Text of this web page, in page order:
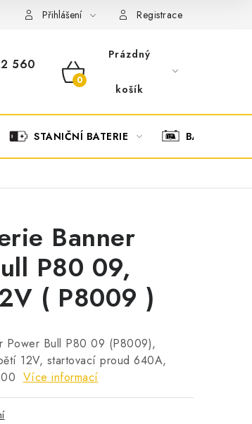
OCHRANA OSOBNÍCH ÚDAJŮ
Přihlášení Registrace
560
NÁKUPNÍ
Prázdný
košík
STANIČNÍ BATERIE BATERIOVÉ
Banner
P80 09,
( P8009 )
Power Bull P80 09 (P8009),
12V, startovací proud 640A,
Více informací